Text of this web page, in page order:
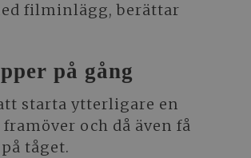
filminlägg, berättar
på gång
starta ytterligare en
och då även få
tåget.